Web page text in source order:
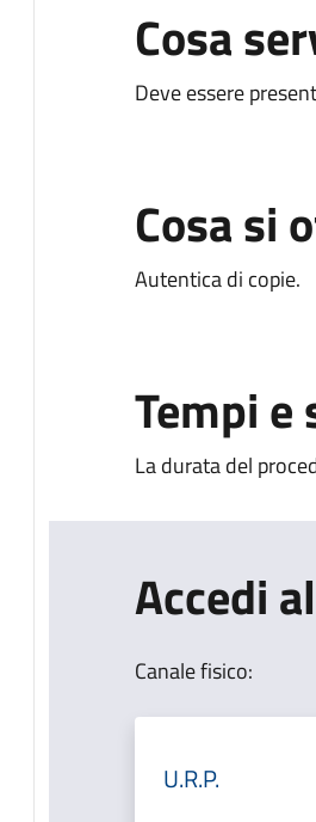
Cosa
Deve essere
Cosa si
Autentica di copie.
Tempi e
La durata del
Accedi
Canale fisico:
U.R.P.